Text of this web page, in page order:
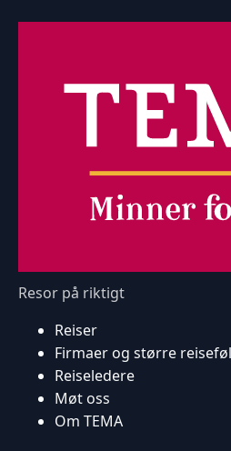
Resor på riktigt
Reiser
Firmaer og større
Reiseledere
Møt oss
Om TEMA